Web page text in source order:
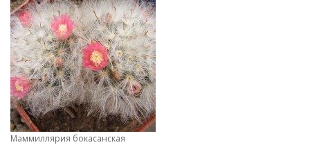
Маммиллярия бокасанская